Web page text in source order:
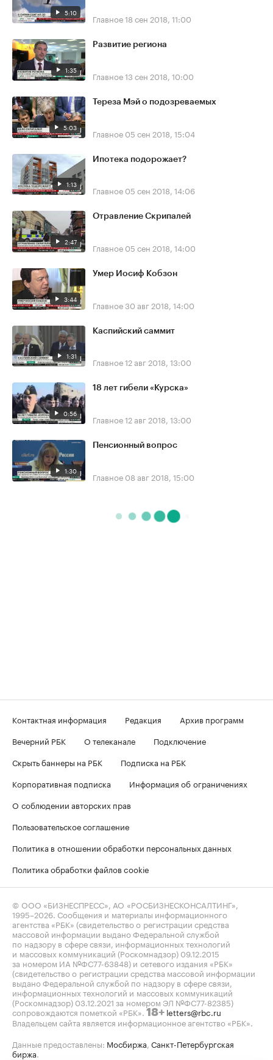
5:10 Главное18 сен 2018, 11:00
1:35
Развитие региона
Главное13 сен 2018, 10:00
5:03
Тереза Мэй о подозреваемых
Главное 05 сен 2018, 15:04
1:13
Ипотека подорожает?
Главное 05 сен 2018, 14:06
2:47
Отравление Скрипалей
Главное 05 сен 2018, 14:00
3:44
Умер Иосиф Кобзон
Главное30 авг 2018, 14:00
1:31
Каспийский саммит
Главное12 авг 2018, 13:00
0:56
18 лет гибели «Курска»
Главное12 авг 2018, 13:00
1:30
Пенсионный вопрос
Главное 08 авг 2018, 15:00
Контактная информация Редакция
Архив программ
Вечерний РБК
О телеканале
Подключение
Скрыть баннеры на РБК
Подписка на РБК
Корпоративная подписка
Информация об ограничениях
О соблюдении авторских прав
Пользовательское соглашение
Политика в отношении обработки персональных данных
Политика обработки файлов cookie
© ООО «БИЗНЕСПРЕСС», АО «РОСБИЗНЕСКОНСАЛТИНГ»,
1995–2026 . Сообщения и материалы информационного
агентства «РБК» (свидетельство о регистрации средства
массовой информации выдано Федеральной службой
по надзору в сфере связи, информационных технологий
и массовых коммуникаций (Роскомнадзор) 09.12.2015
за номером ИА №ФС77-63848) и сетевого издания «РБК»
(свидетельство о регистрации средства массовой информации
выдано Федеральной службой по надзору в сфере связи,
информационных технологий и массовых коммуникаций
(Роскомнадзор) 03.12.2021 за номером ЭЛ №ФС77-82385)
сопровождаются пометкой «РБК». 18+ letters@rbc.ru
Владельцем сайта является информационное агентство «РБК».
Данные предоставлены: Мосбиржа Санкт-Петербургская
биржа